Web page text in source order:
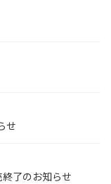
せ
了のお知らせ